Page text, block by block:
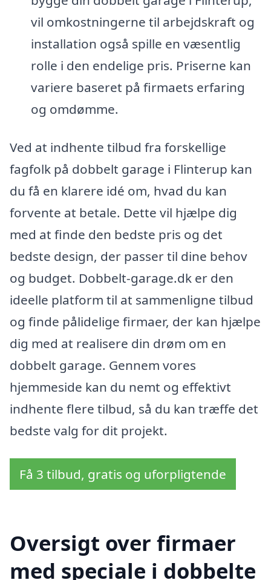
vil omkostningerne til arbejdskraft og
installation også spille en væsentlig
rolle i den endelige pris. Priserne kan
variere baseret på firmaets erfaring
og omdømme.
Ved at indhente tilbud fra forskellige
fagfolk på dobbelt garage i Flinterup kan
du få en klarere idé om, hvad du kan
forvente at betale. Dette vil hjælpe dig
med at finde den bedste pris og det
bedste design, der passer til dine behov
og budget. Dobbelt-garage.dk er den
ideelle platform til at sammenligne tilbud
og finde pålidelige firmaer, der kan hjælpe
dig med at realisere din drøm om en
dobbelt garage. Gennem vores
hjemmeside kan du nemt og effektivt
indhente flere tilbud, så du kan træffe det
bedste valg for dit projekt.
Få 3 tilbud, gratis og uforpligtende
Oversigt over firmaer
med speciale i dobbelte